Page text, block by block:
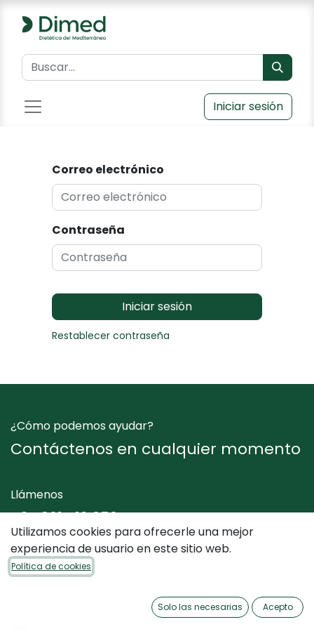
Iniciar sesión
Correo electrónico
Contraseña
Iniciar sesión
Restablecer contraseña
¿Cómo podemos ayudar?
Contáctenos en cualquier momento
Llámenos
+34 961 412 050
Envíenos un mensaje
Utilizamos cookies para ofrecerle una mejor
experiencia de usuario en este sitio web.
Política de cookies
Solo las necesarias Acepto